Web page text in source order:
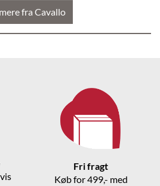
fra Cavallo
Fri fragt
Køb for 499,- med